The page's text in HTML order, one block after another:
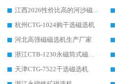
江西2026性价比高的河沙磁选机生产厂家工作原理(通俗 + 专业双版，适配产品文案/介绍使用)
杭州CTG-1024购干选磁选机
河北高强磁磁选机生产厂家
浙江CTB-1230永磁筒式磁选机生产厂家
天津CTG-7522干选磁选机